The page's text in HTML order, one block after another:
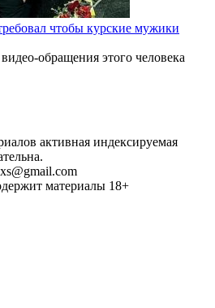
чтобы курские мужики
обращения этого человека
активная индексируемая
материалы 18+